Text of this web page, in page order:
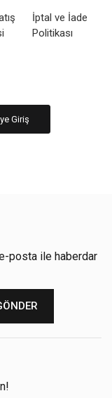
İptal ve İade
Politikası
Giriş
posta ile haberdar